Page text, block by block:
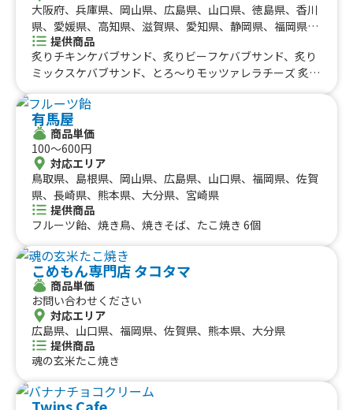
大阪府、兵庫県、岡山県、広島県、山口県、徳島県、香川
県、愛媛県、高知県、滋賀県、愛知県、静岡県、福岡県、
京都府、和歌山県、三重県、鳥取県、東京都、千葉県、群
馬県
提供商品
炙りチキンケバブサンド、炙りビーフケバブサンド、炙り
ミックスケバブサンド、とろ〜りモッツァレラチーズ 炙り
テト
有馬屋
商品単価
100〜600円
対応エリア
鳥取県、島根県、岡山県、広島県、山口県、福岡県、佐賀
県、長崎県、熊本県、大分県、宮崎県
提供商品
フルーツ飴、焼き鳥、焼きそば、たこ焼き 6個
こめもん専門店 タコタマ
商品単価
お問い合わせください
対応エリア
広島県、山口県、福岡県、佐賀県、熊本県、大分県
提供商品
魂の玄米たこ焼き